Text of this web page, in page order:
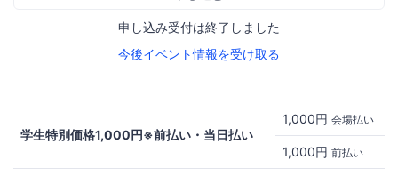
申し込み受付は終了しました
今後イベント情報を受け取る
学生特別価格1,000円※前払い・当日払い
1,000円 会場払い
1,000円 前払い